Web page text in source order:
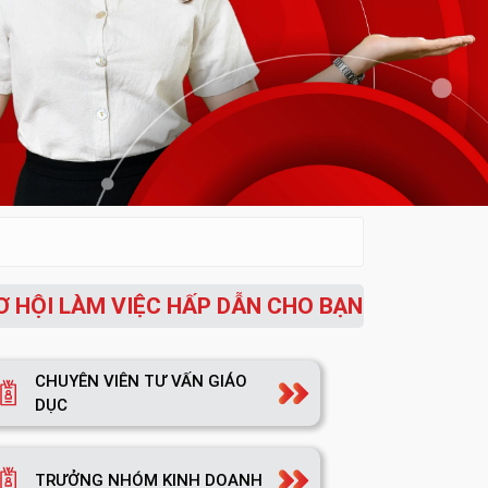
HỘI LÀM VIỆC HẤP DẪN CHO BẠN
CHUYÊN VIÊN TƯ VẤN GIÁO
DỤC
TRƯỞNG NHÓM KINH DOANH